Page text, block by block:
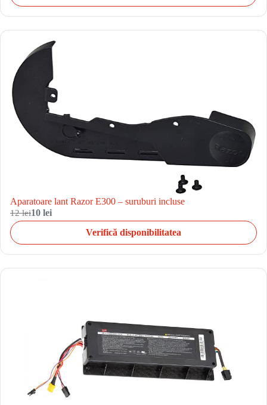
Aparatoare lant Razor E300 – suruburi incluse
12 lei10 lei
Verifică disponibilitatea